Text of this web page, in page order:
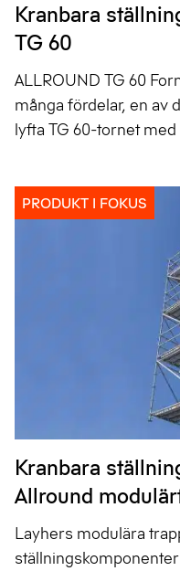
Kranbara
TG 60
ALLROUND TG 60
många fördelar, en av
lyfta TG 60-tornet med
PRODUKT I FOKUS
Kranbara
Allround
Layhers modulära